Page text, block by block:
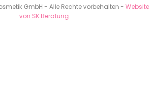
GmbH - Alle Rechte vorbehalten - Website
von SK Beratung